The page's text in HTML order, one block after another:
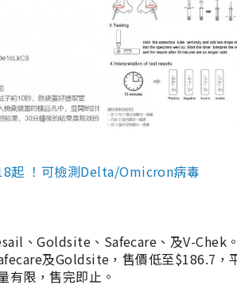
起 ！可檢測Delta/Omicron病毒
、Goldsite、Safecare、及V-Chek
及Goldsite，售價低至$186.7，
有限，售完即止。